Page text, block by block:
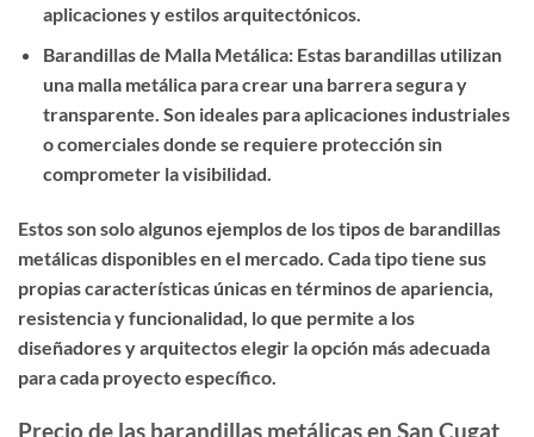
aplicaciones y estilos arquitectónicos.
Barandillas de Malla Metálica: Estas barandillas utilizan
una malla metálica para crear una barrera segura y
transparente. Son ideales para aplicaciones industriales
o comerciales donde se requiere protección sin
comprometer la visibilidad.
Estos son solo algunos ejemplos de los tipos de barandillas
metálicas disponibles en el mercado. Cada tipo tiene sus
propias características únicas en términos de apariencia,
resistencia y funcionalidad, lo que permite a los
diseñadores y arquitectos elegir la opción más adecuada
para cada proyecto específico.
Precio de las barandillas metálicas en San Cugat